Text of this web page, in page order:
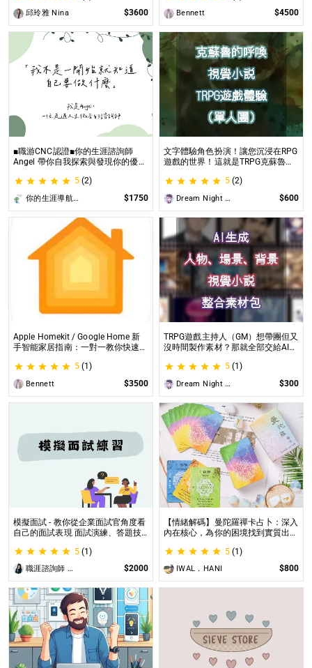
邱玲雅 Nina $3600 Bennett $4500
■職游CNC認證■你的生涯諮詢師
Angel 帶你自我探索與發現你的優勢
生涯諮詢師 Angel 為你服務😊
5 (2)
你的生涯導航諮詢師Angel $1750
文字體驗角色扮演！讓您沉浸在RPG
遊戲的世界！這就是TRPG克蘇魯的
驗桌上型角色扮演遊戲（TRPG）的
玩家所開設的體驗項目。
5 (2)
Dream Night Butterfly $600
Apple Homekit / Google Home 新
手智能家居指南：一對一教你快速入
在線解答，輕鬆打造理想的智慧生活
5 (1)
Bennett $3500
TRPG遊戲主持人（GM）想帶團但又
沒時間製作素材？那就全部交給AI來
TRPG主持人（GM）們所開設的項
目，主要是為了讓主持人能少準備一
些東西。
5 (1)
Dream Night Butterfly $300
模擬面試 - 教你從企業面試官角度看
自己的面試表現 面試演練、答題技
5 (1)
職涯諮詢師 阿紫 $2000
【情緒解碼】曼陀羅禪卡占卜：深入
內在核心，為你的困境找到實質出口
情緒解析，打破人生卡關循環
5 (1)
IWAL．HANI $800